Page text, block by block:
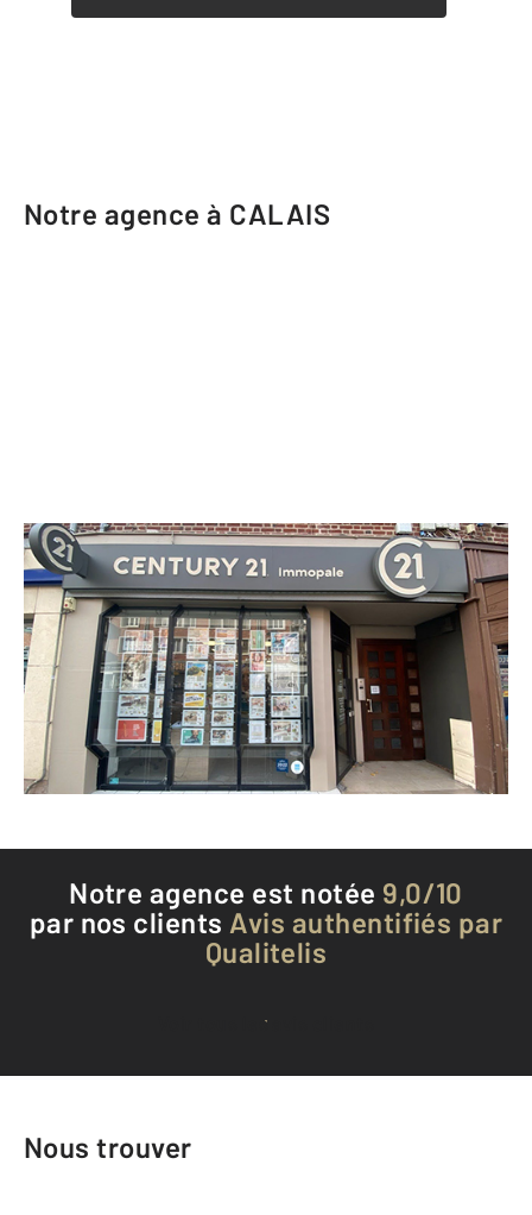
Notre agence à CALAIS
CENTURY 21 Immopale
13 rue Royale
CALAIS - 62100
Envoyer un message
Téléphoner à l'agence
Notre agence est notée 9,0/10
par nos clients Avis authentifiés par
Qualitelis
Voir tous les avis clients
Nous trouver